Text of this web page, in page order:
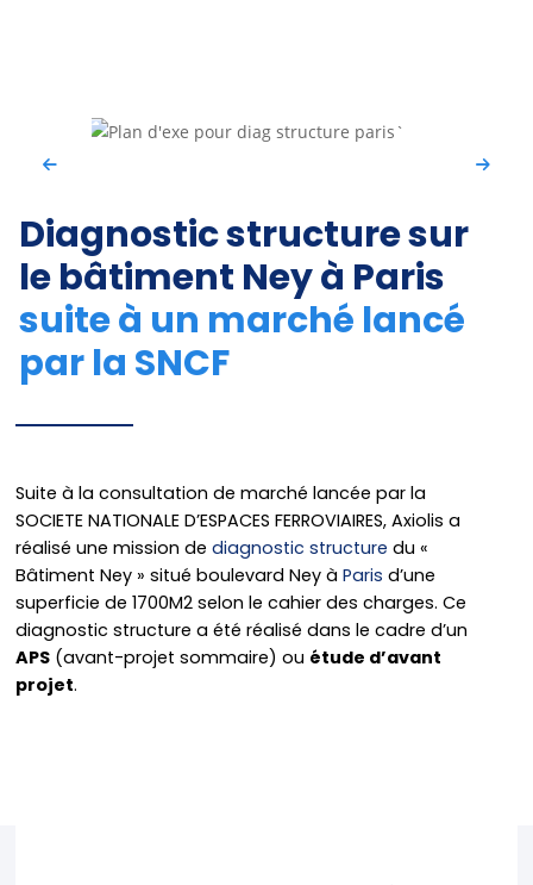
Diagnostic structure sur
le bâtiment Ney à Paris
suite à un marché lancé
par la SNCF
Suite à la consultation de marché lancée par la
SOCIETE NATIONALE D’ESPACES FERROVIAIRES, Axiolis a
réalisé une mission dediagnostic structure du «
Bâtiment Ney » situé boulevard Ney à Paris d’une
superficie de 1700M2 selon le cahier des charges. Ce
diagnostic structure a été réalisé dans le cadre d’un
APS (avant-projet sommaire) ou étude d’avant
projet.